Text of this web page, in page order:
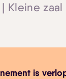
Kleine zaal
is